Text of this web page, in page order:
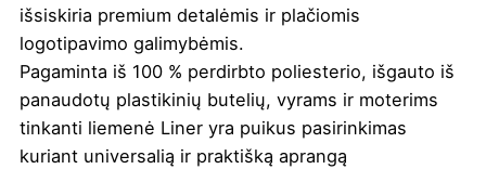
išsiskiria premium detalėmis ir plačiomis
logotipavimo galimybėmis.
Pagaminta iš 100 % perdirbto poliesterio, išgauto iš
panaudotų plastikinių butelių, vyrams ir moterims
tinkanti liemenė Liner yra puikus pasirinkimas
kuriant universalią ir praktišką aprangą